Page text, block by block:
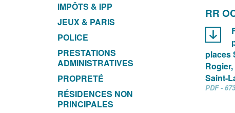
IMPÔTS & IPP
JEUX & PARIS
POLICE
PRESTATIONS
ADMINISTRATIVES
PROPRETÉ
RÉSIDENCES NON
PRINCIPALES
RR
places
Saint-
PDF -